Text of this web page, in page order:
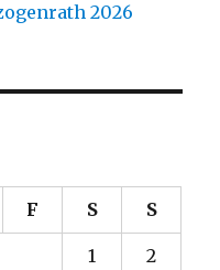
2026
F S S
1 2